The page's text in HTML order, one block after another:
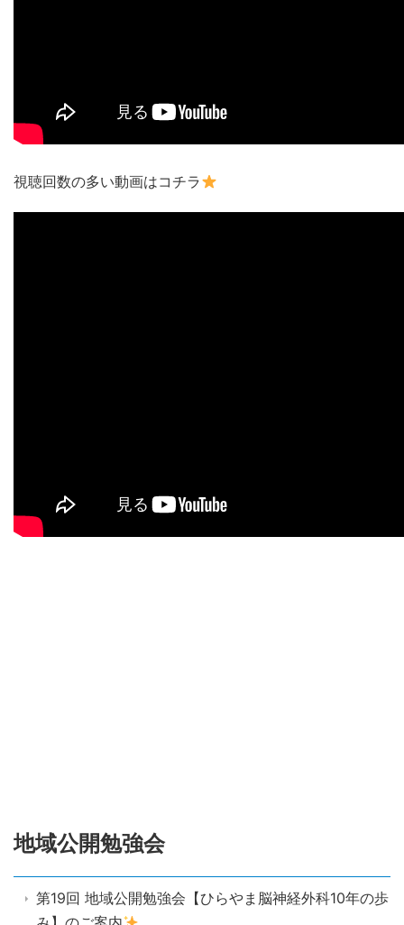
視聴回数の多い動画はコチラ
地域公開勉強会
第19回 地域公開勉強会【ひらやま脳神経外科10年の歩